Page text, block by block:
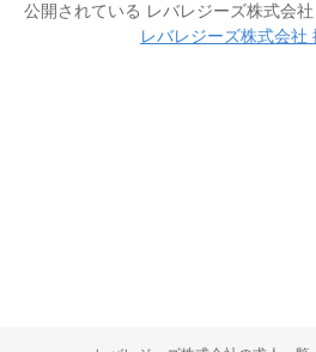
公開されている レバレジーズ株式会社
レバレジーズ株式会社